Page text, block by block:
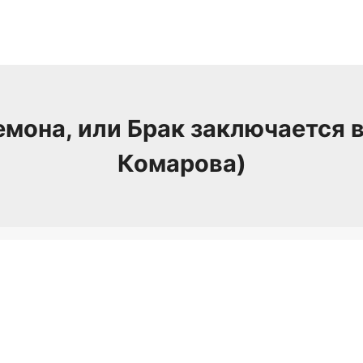
или Брак заключается
Комарова)